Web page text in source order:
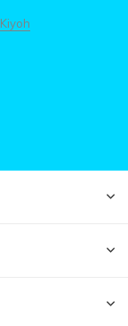
Kiyoh